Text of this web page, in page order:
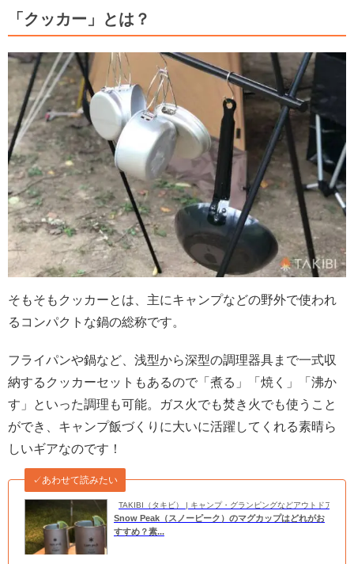
「クッカー」とは？
そもそもクッカーとは、主にキャンプなどの野外で使われ
るコンパクトな鍋の総称です。
フライパンや鍋など、浅型から深型の調理器具まで一式収
納するクッカーセットもあるので「煮る」「焼く」「沸か
す」といった調理も可能。ガス火でも焚き火でも使うこと
ができ、キャンプ飯づくりに大いに活躍してくれる素晴ら
しいギアなのです！
TAKIBI（タキビ） | キャンプ・グランピングなどアウトドアの総
✓あわせて読みたい
Snow Peak（スノーピーク）のマグカップはどれがお
すすめ？素...